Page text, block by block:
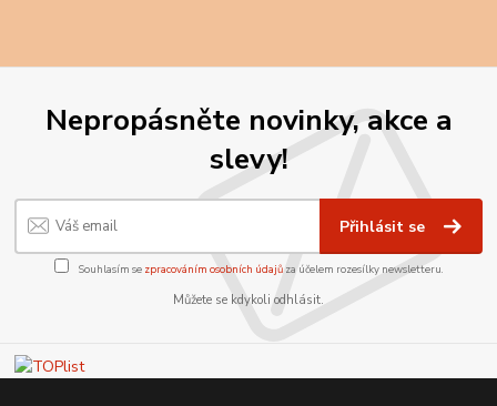
Nepropásněte novinky, akce a
slevy!
Přihlásit se
Souhlasím se zpracováním osobních údajůza účelem rozesílky newsletteru.
Můžete se kdykoli odhlásit.